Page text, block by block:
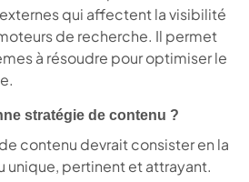
qui affectent la visibilité
de recherche. Il permet
à résoudre pour optimiser le
stratégie de contenu ?
contenu devrait consister en la
unique, pertinent et attrayant.